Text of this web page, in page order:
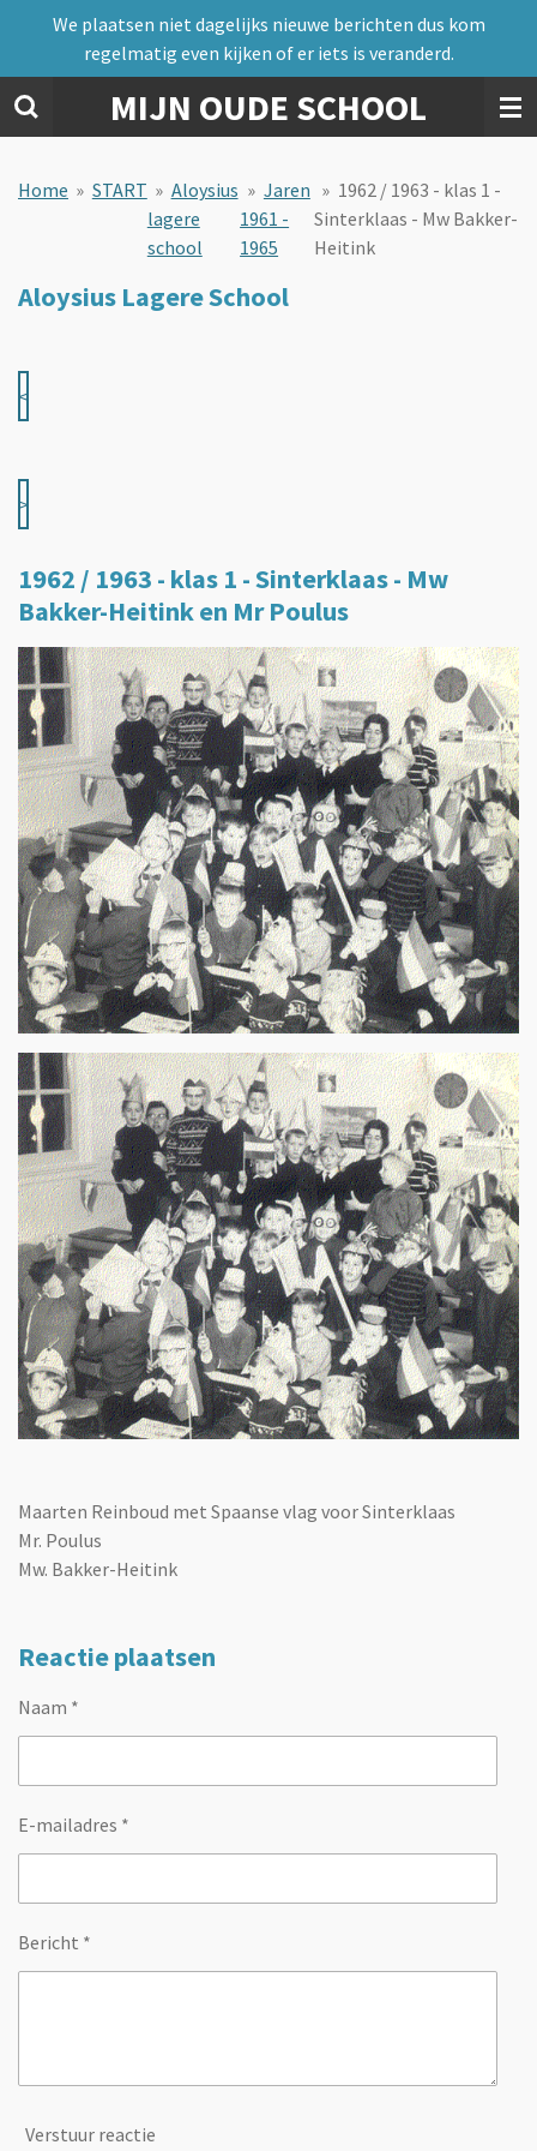
naar
de
hoofdinhoud
MIJN OUDE SCHOOL
We plaatsen niet dagelijks nieuwe berichten dus kom
regelmatig even kijken of er iets is veranderd.
Home » START » Aloysius
lagere
school
» Jaren
1961 -
1965
» 1962 / 1963 - klas 1 -
Sinterklaas - Mw Bakker-
Heitink
Aloysius Lagere School
<
>
1962 / 1963 - klas 1 - Sinterklaas - Mw
Bakker-Heitink en Mr Poulus
Maarten Reinboud met Spaanse vlag voor Sinterklaas
Mr. Poulus
Mw. Bakker-Heitink
Reactie plaatsen
Naam *
E-mailadres *
Bericht *
Verstuur reactie